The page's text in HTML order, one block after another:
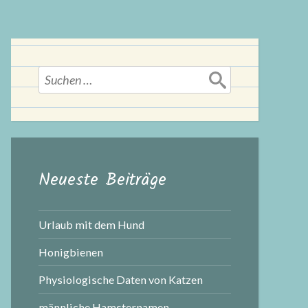
Suchen
nach:
Neueste Beiträge
Urlaub mit dem Hund
Honigbienen
Physiologische Daten von Katzen